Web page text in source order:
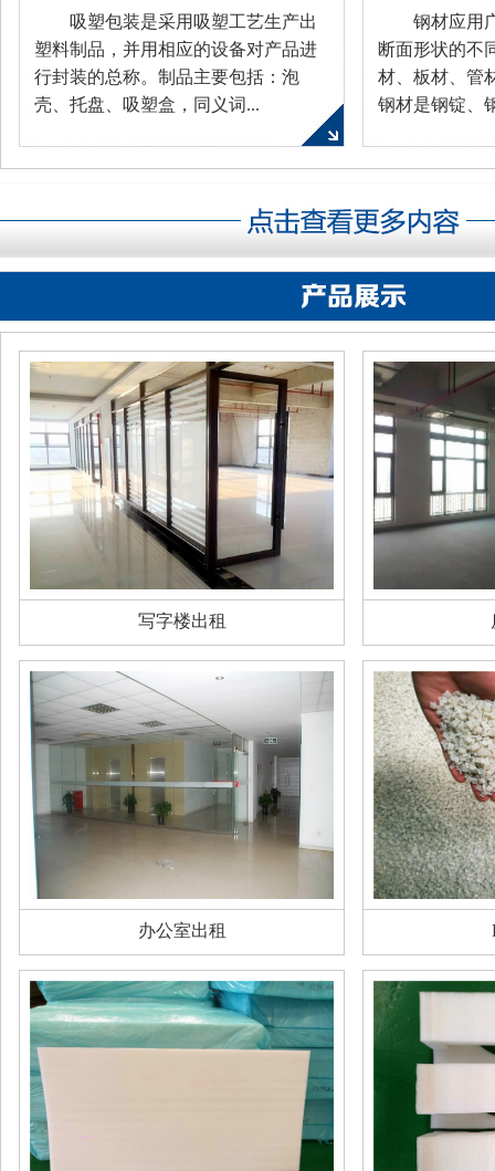
吸塑包装是采用吸塑工艺生产出
塑料制品，并用相应的设备对产品进
行封装的总称。制品主要包括：泡
壳、托盘、吸塑盒，同义词...
钢材应用
断面形状的不
材、板材、管
钢材是钢锭、
写字楼出租
办公室出租